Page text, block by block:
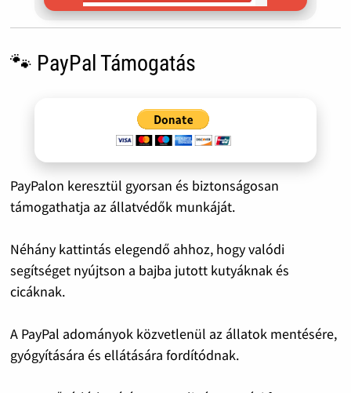
🐾 PayPal Támogatás
PayPalon keresztül gyorsan és biztonságosan
támogathatja az állatvédők munkáját.
Néhány kattintás elegendő ahhoz, hogy valódi
segítséget nyújtson a bajba jutott kutyáknak és
cicáknak.
A PayPal adományok közvetlenül az állatok mentésére,
gyógyítására és ellátására fordítódnak.